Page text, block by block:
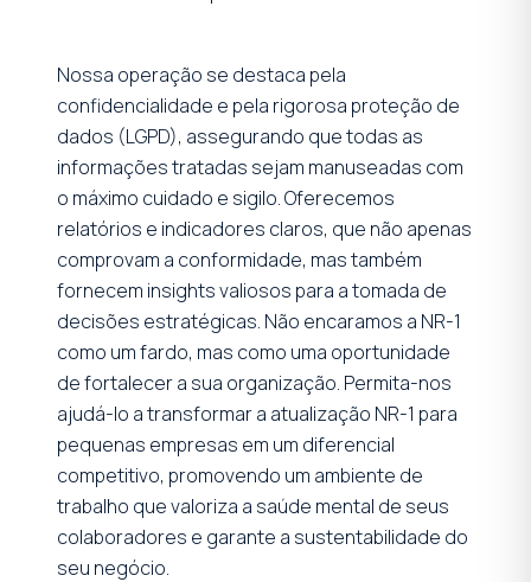
Nossa operação se destaca pela
confidencialidade e pela rigorosa proteção de
dados (LGPD), assegurando que todas as
informações tratadas sejam manuseadas com
o máximo cuidado e sigilo. Oferecemos
relatórios e indicadores claros, que não apenas
comprovam a conformidade, mas também
fornecem insights valiosos para a tomada de
decisões estratégicas. Não encaramos a NR-1
como um fardo, mas como uma oportunidade
de fortalecer a sua organização. Permita-nos
ajudá-lo a transformar a atualização NR-1 para
pequenas empresas em um diferencial
competitivo, promovendo um ambiente de
trabalho que valoriza a saúde mental de seus
colaboradores e garante a sustentabilidade do
seu negócio.